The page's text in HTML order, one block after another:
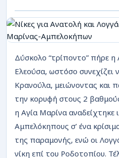
ΕΙΔΗΣΕΙΣ
ΑΡΘΡΟΓΡΑΦΙΕΣ
Δύσκολο “τρίποντο” πήρε
Ελεούσα, ωστόσο συνεχίζει
Κρανούλα, μειώνοντας και
την κορυφή στους 2
η Αγία Μαρίνα αναδείχτηκε
Αμπελόκηπους σ’ ένα
της παραμονής, ενώ οι
νίκη επί του Ροδοτοπίου.